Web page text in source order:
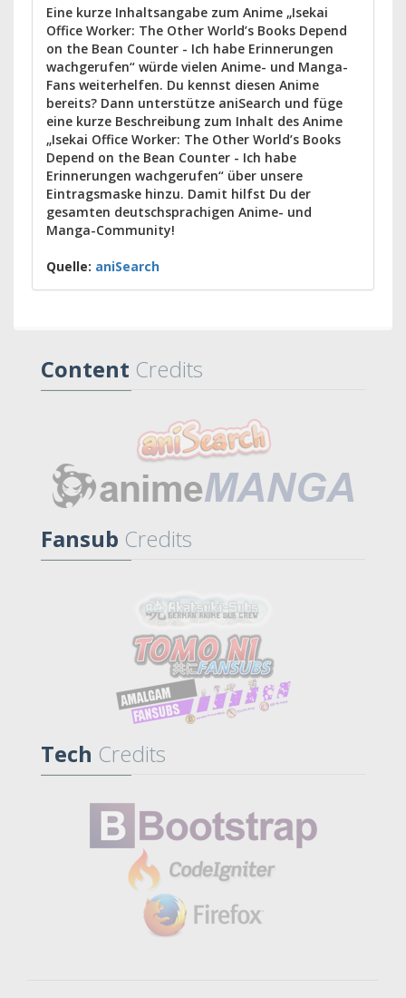
Eine kurze Inhaltsangabe zum Anime „Isekai
Office Worker: The Other World’s Books Depend
on the Bean Counter - Ich habe Erinnerungen
wachgerufen“ würde vielen Anime- und Manga-
Fans weiterhelfen. Du kennst diesen Anime
bereits? Dann unterstütze aniSearch und füge
eine kurze Beschreibung zum Inhalt des Anime
„Isekai Office Worker: The Other World’s Books
Depend on the Bean Counter - Ich habe
Erinnerungen wachgerufen“ über unsere
Eintragsmaske hinzu. Damit hilfst Du der
gesamten deutschsprachigen Anime- und
Manga-Community!
Quelle: aniSearch
Content Credits
Fansub Credits
Tech Credits